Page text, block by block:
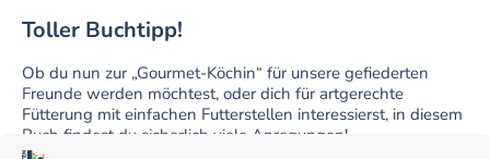
Toller Buchtipp!
Ob du nun zur „Gourmet-Köchin“ für unsere gefiederten
Freunde werden möchtest, oder dich für artgerechte
Fütterung mit einfachen Futterstellen interessierst, in diesem
Buch findest du sicherlich viele Anregungen!